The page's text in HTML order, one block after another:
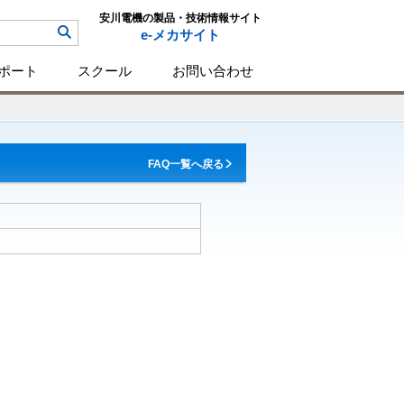
安川電機の製品・技術情報サイト
e-メカサイト
ート スクール お問い合わせ
FAQ一覧へ戻る